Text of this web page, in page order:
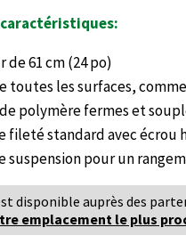
de 61 cm (24 po)
toutes les surfaces,
polymère fermes et
fileté standard avec écrou
suspension pour un
disponible auprès des
emplacement le plus